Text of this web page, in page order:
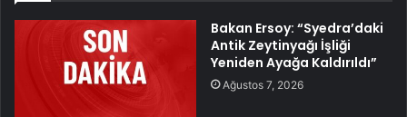
Bakan Ersoy: “Syedra’daki
Antik Zeytinyağı İşliği
Yeniden Ayağa Kaldırıldı”
Ağustos 7, 2026